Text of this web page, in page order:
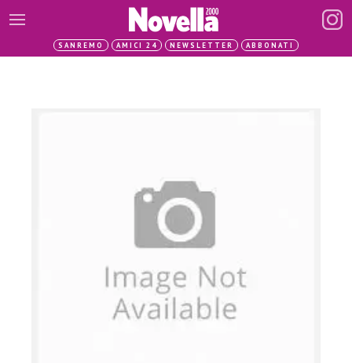
SANREMO AMICI 24 NEWSLETTER ABBONATI